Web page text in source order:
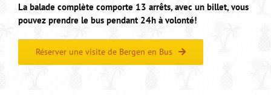
La balade complète comporte 13 arrêts, avec un billet, vous
pouvez prendre le bus pendant 24h à volonté!
Réserver une visite de Bergen en Bus